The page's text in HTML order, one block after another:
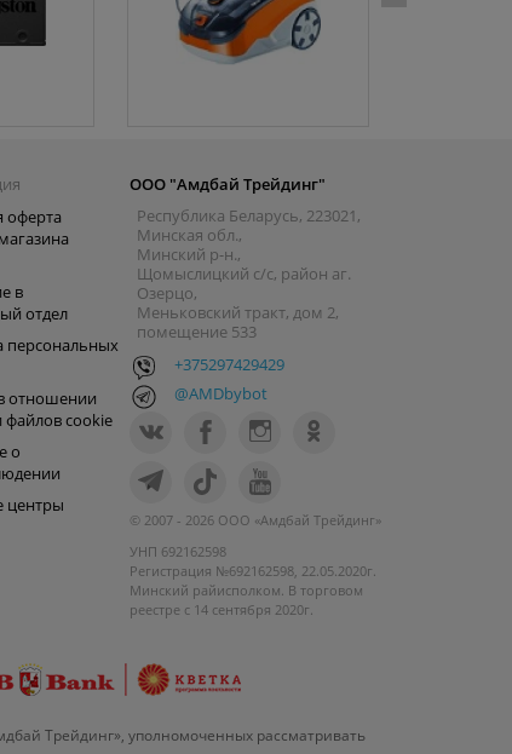
оферта
в
отдел
персональных
отношении
файлов cookie
о
центры
ООО "Амдбай Трейдинг"
Республика Беларусь, 223021,
Минская обл.,
Минский р-н.,
Щомыслицкий с/с, район аг.
Озерцо,
Меньковский тракт, дом 2,
помещение 533
+375297429429
@AMDbybot
© 2007 - 2026 ООО «Амдбай Трейдинг»
УНП 692162598
Регистрация №692162598, 22.05.2020г.
Минский райисполком. В торговом
реестре с 14 сентября 2020г.
Трейдинг», уполномоченных рассматривать